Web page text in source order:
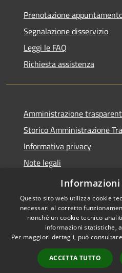
Prenotazione
Segnalazione disservizio
Leggi le FAQ
Richiesta assistenza
Amministrazione
Storico Amministrazione
Informativa privacy
Note legali
Dichiarazione di accessibilità
Accessibilità
Informazioni
Questo sito web utilizza cookie
necessari al corretto
nonché un cookie tecnico
informazioni statistiche,
Per maggiori dettagli, può
ACCETTA TUTTO